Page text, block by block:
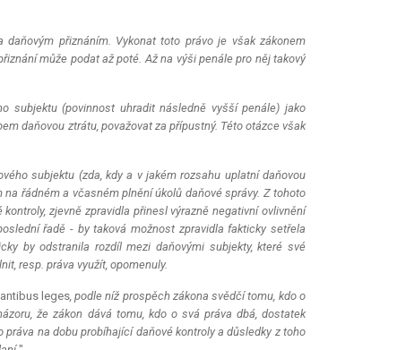
přiznáním. Vykonat toto právo je však zákonem
může podat až poté. Až na výši penále pro něj takový
subjektu (povinnost uhradit následně vyšší penále) jako
daňovou ztrátu, považovat za přípustný. Této otázce však
subjektu (zda, kdy a v jakém rozsahu uplatní daňovou
řádném a včasném plnění úkolů daňové správy. Z tohoto
zjevně zpravidla přinesl výrazně negativní ovlivnění
řadě - by taková možnost zpravidla fakticky setřela
by odstranila rozdíl mezi daňovými subjekty, které své
resp. práva využít, opomenuly.
leges, podle níž prospěch zákona svědčí tomu, kdo o
že zákon dává tomu, kdo o svá práva dbá, dostatek
na dobu probíhající daňové kontroly a důsledky z toho